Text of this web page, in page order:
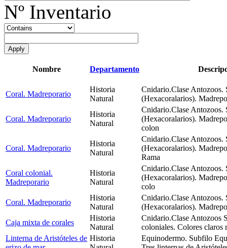
Nº Inventario
Nombre Departamento
Coral. Madreporario
Historia
Natural
Cnidario.Clase Antozoos.
(Hexacoralarios).
Coral. Madreporario
Historia
Natural
Cnidario.Clase Antozoos.
(Hexacoralarios).
colon
Coral. Madreporario
Historia
Natural
Cnidario.Clase Antozoos.
(Hexacoralarios).
Rama
Coral colonial.
Madreporario
Historia
Natural
Cnidario.Clase Antozoos.
(Hexacoralarios).
colo
Coral. Madreporario
Historia
Natural
Cnidario.Clase Antozoos.
(Hexacoralarios).
Caja mixta de corales
Historia
Natural
Cnidario.Clase Antozoos
coloniales. Colores claros
Linterna de Aristóteles de Historia
Equinodermo. Subfilo